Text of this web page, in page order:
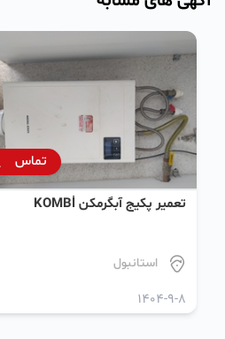
تماس
تعمیر پکیج آبگرمکن KOMBİ
استانبول
1404-9-8